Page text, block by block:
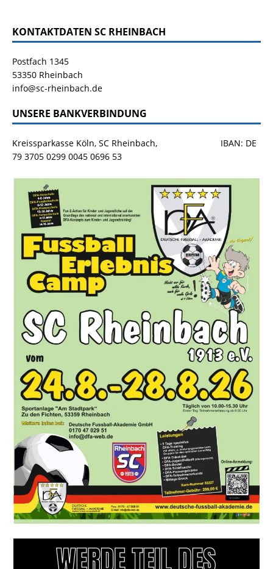
KONTAKTDATEN SC RHEINBACH
Postfach 1345
53350 Rheinbach
info@sc-rheinbach.de
UNSERE BANKVERBINDUNG
Kreissparkasse Köln, SC Rheinbach, IBAN: DE
79 3705 0299 0045 0696 53